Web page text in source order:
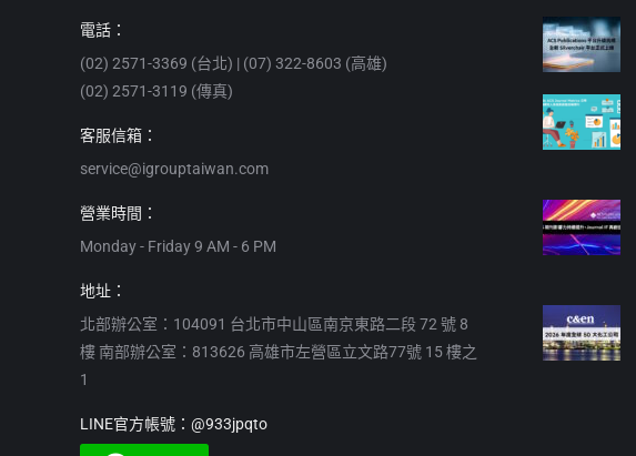
電話：
(02) 2571-3369 (台北) | (07) 322-8603 (高雄)
(02) 2571-3119 (傳真)
客服信箱：
service@igrouptaiwan.com
營業時間：
Monday - Friday 9 AM - 6 PM
地址：
北部辦公室：104091 台北市中山區南京東路二段 72 號 8
樓 南部辦公室：813626 高雄市左營區立文路77號 15 樓之
1
LINE官方帳號：@933jpqto